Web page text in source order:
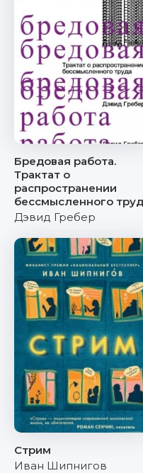
Бредовая работа.
Трактат о
распространении
бессмысленного
Дэвид Гребер
Стрим
Иван Шипнигов